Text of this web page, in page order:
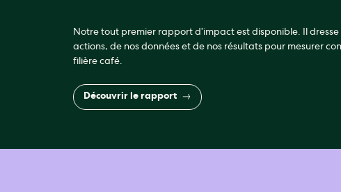
Notre tout premier rapport d’impact est disponible. Il
actions, de nos données et de nos résultats pour mesurer
filière café.
Découvrir le rapport